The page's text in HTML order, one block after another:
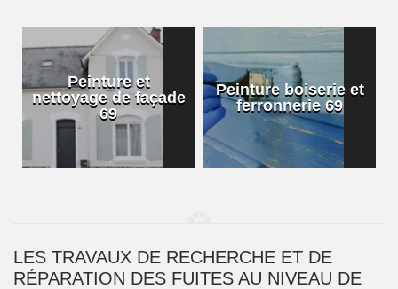
Peinture et
nettoyage de façade
69
Peinture boiserie et
ferronnerie 69
LES TRAVAUX DE RECHERCHE ET DE
RÉPARATION DES FUITES AU NIVEAU DE